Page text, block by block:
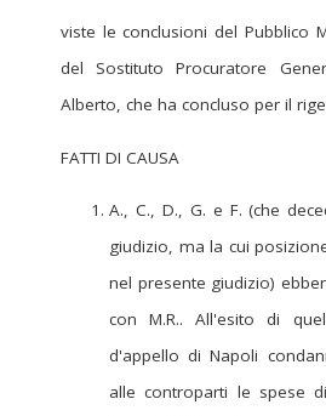
viste le conclusioni del Pubblico
del Sostituto Procuratore
Alberto, che ha concluso per il
FATTI DI CAUSA
A., C., D., G. e F. (che
giudizio, ma la cui
nel presente giudizio)
con M.R.. All'esito di
d'appello di Napoli
alle controparti le spese